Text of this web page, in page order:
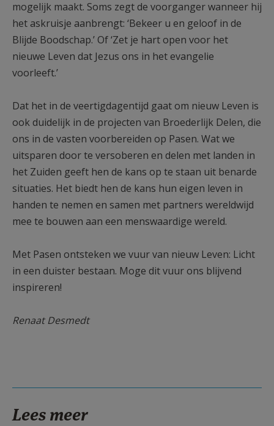
mogelijk maakt. Soms zegt de voorganger wanneer hij
het askruisje aanbrengt: ‘Bekeer u en geloof in de
Blijde Boodschap.’ Of ‘Zet je hart open voor het
nieuwe Leven dat Jezus ons in het evangelie
voorleeft.’
Dat het in de veertigdagentijd gaat om nieuw Leven is
ook duidelijk in de projecten van Broederlijk Delen, die
ons in de vasten voorbereiden op Pasen. Wat we
uitsparen door te versoberen en delen met landen in
het Zuiden geeft hen de kans op te staan uit benarde
situaties. Het biedt hen de kans hun eigen leven in
handen te nemen en samen met partners wereldwijd
mee te bouwen aan een menswaardige wereld.
Met Pasen ontsteken we vuur van nieuw Leven: Licht
in een duister bestaan. Moge dit vuur ons blijvend
inspireren!
Renaat Desmedt
Lees meer